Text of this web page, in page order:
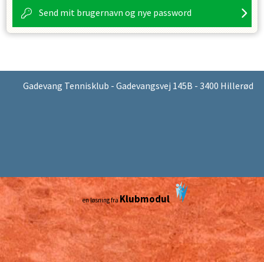
Send mit brugernavn og nye password
Gadevang Tennisklub - Gadevangsvej 145B - 3400 Hillerød
en løsning fra Klubmodul